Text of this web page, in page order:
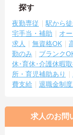
探す
夜勤専従 駅から
宅手当・補助
オ
求人
無資格OK
勤のみ
ブランク
休･育休･介護休暇
所・育児補助あり
費支給
退職金制度
求人のお問